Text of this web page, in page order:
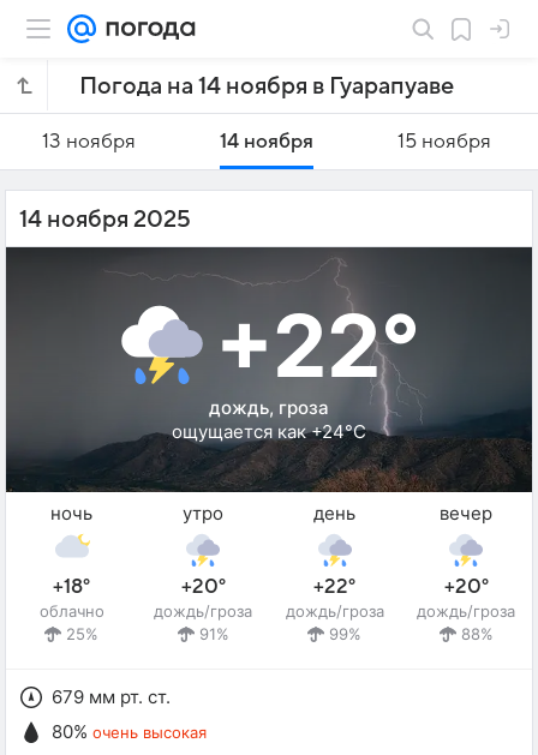
Погода на 14 ноября в Гуарапуаве
13 ноября 14 ноября 15 ноября
14 ноября 2025
+22°
дождь, гроза
ощущается как +24°C
ночь
+18°
облачно
25%
утро
+20°
дождь/гроза
91%
день
+22°
дождь/гроза
99%
вечер
+20°
дождь/гроза
88%
679 мм рт. ст.
80% очень высокая